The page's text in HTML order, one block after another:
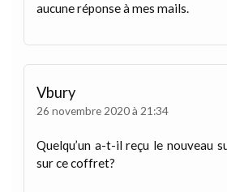
aucune réponse à mes mails.
Vbury
26 novembre 2020 à 21:34
Quelqu’un a-t-il reçu le nouveau
sur ce coffret?